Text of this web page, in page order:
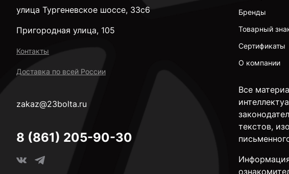
Бренды
Товарный
Сертификаты
О компании
Все
текстов,
улица Тургеневское шоссе, 33с6
Пригородная улица, 105
Контакты
Доставка по всей России
zakaz@23bolta.ru
8 (861) 205-90-30